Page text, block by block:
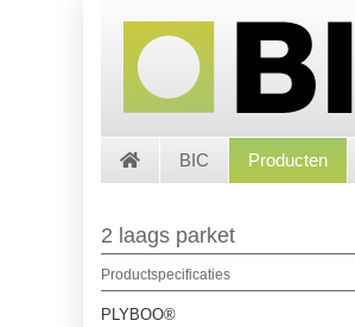
BIC Producten
2 laags parket
Productspecificaties
PLYBOO®